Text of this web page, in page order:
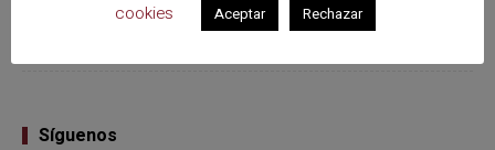
¿Cómo elegir el mejor circuito en autobús por España
Síguenos
cookies
Aceptar Rechazar